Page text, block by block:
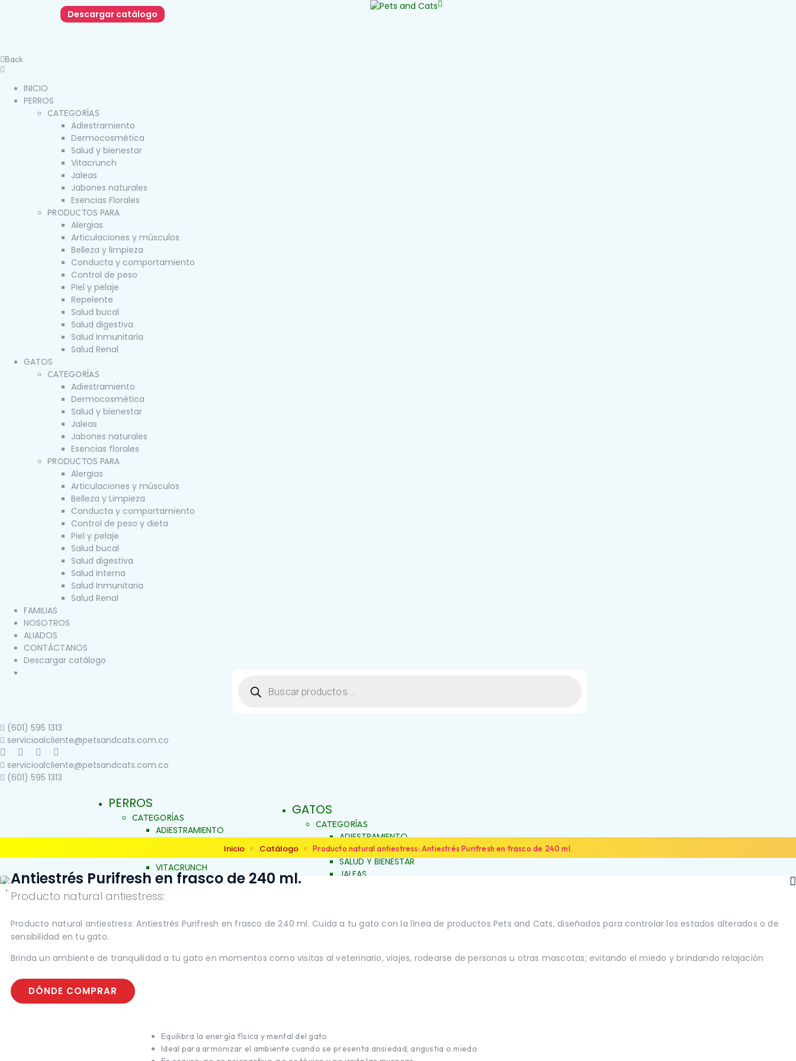
Descargar catálogo
Back
INICIO
PERROS
CATEGORÍAS
Adiestramiento
Dermocosmética
Salud y bienestar
Vitacrunch
Jaleas
Jabones naturales
Esencias Florales
PRODUCTOS PARA
Alergias
Articulaciones y músculos
Belleza y limpieza
Conducta y comportamiento
Control de peso
Piel y pelaje
Repelente
Salud bucal
Salud digestiva
Salud Inmunitaria
Salud Renal
GATOS
CATEGORÍAS
Adiestramiento
Dermocosmética
Salud y bienestar
Jaleas
Jabones naturales
Esencias florales
PRODUCTOS PARA
Alergias
Articulaciones y músculos
Belleza y Limpieza
Conducta y comportamiento
Control de peso y dieta
Piel y pelaje
Salud bucal
Salud digestiva
Salud interna
Salud Inmunitaria
Salud Renal
FAMILIAS
NOSOTROS
ALIADOS
CONTÁCTANOS
Descargar catálogo
(601) 595 1313
servicioalcliente@petsandcats.com.co
servicioalcliente@petsandcats.com.co
(601) 595 1313
INICIO
PERROS
CATEGORÍAS
ADIESTRAMIENTO
SALUD Y BIENESTAR
VITACRUNCH
JALEAS
JABONES NATURALES
ALERGIAS
BELLEZA Y LIMPIEZA
CONDUCTA Y COMPORTAMIENTO
SALUD INTERNA
SALUD INMUNOLÓGICA
GATOS
CATEGORÍAS
ADIESTRAMIENTO
DERMOCOSMÉTICA
SALUD Y BIENESTAR
JALEAS
ALERGIAS
CONDUCTA Y COMPORTAMIENTO
SALUD INMUNOLÓGICA
NOSOTROS ALIADOS
Inicio Catálogo Producto natural antiestress: Antiestrés Purifresh en frasco de 240 ml.
Producto natural antiestress:
Antiestrés Purifresh en frasco de 240 ml.
Producto natural antiestress: Antiestrés Purifresh en frasco de 240 ml. Cuida a tu gato con la línea de productos Pets and Cats, diseñados para controlar los estados alterados o de
sensibilidad en tu gato.
Brinda un ambiente de tranquilidad a tu gato en momentos como visitas al veterinario, viajes, rodearse de personas u otras mascotas; evitando el miedo y brindando relajación
DÓNDE COMPRAR
Equilibra la energía física y mental del gato
Ideal para armonizar el ambiente cuando se presenta ansiedad, angustia o miedo